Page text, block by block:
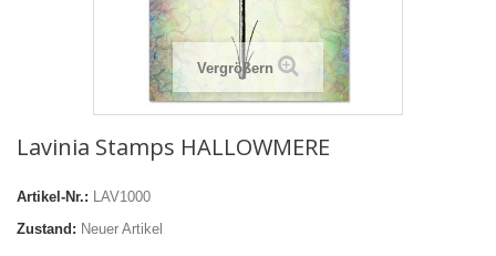
Vergrößern
Lavinia Stamps HALLOWMERE
Artikel-Nr.: LAV1000
Zustand: Neuer Artikel